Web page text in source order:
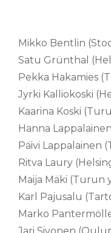
Mikko Bentlin
Satu Grünthal
Pekka Hakamies
Jyrki Kalliokoski
Kaarina Koski
Hanna
Päivi Lappalainen
Ritva Laury
Maija Mäki (Turun
Karl Pajusalu
Marko